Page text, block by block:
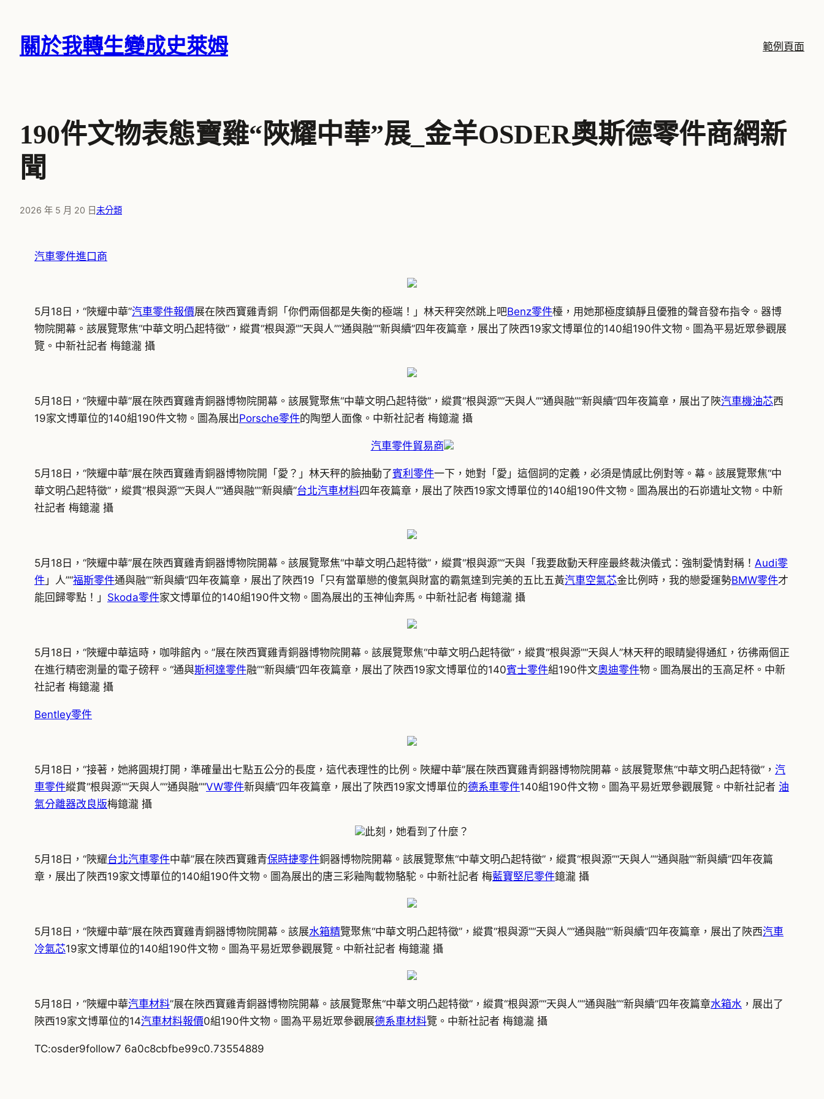
關於我轉生變成史萊姆 範例頁面
190件文物表態寶雞“陜耀中華”展_金羊OSDER奧斯德零件商網新
聞
2026 年 5 月 20 日未分類
汽車零件進口商
5月18日，“陜耀中華”汽車零件報價展在陜西寶雞青銅「你們兩個都是失衡的極端！」林天秤突然跳上吧Benz零件檯，用她那極度鎮靜且優雅的聲音發布指令。器博
物院開幕。該展覽聚焦“中華文明凸起特徵”，縱貫“根與源”“天與人”“通與融”“新與續”四年夜篇章，展出了陜西19家文博單位的140組190件文物。圖為平易近眾參觀展
覽。中新社記者 梅鐿瀧 攝
5月18日，“陜耀中華”展在陜西寶雞青銅器博物院開幕。該展覽聚焦“中華文明凸起特徵”，縱貫“根與源”“天與人”“通與融”“新與續”四年夜篇章，展出了陜汽車機油芯西
19家文博單位的140組190件文物。圖為展出Porsche零件的陶塑人面像。中新社記者 梅鐿瀧 攝
汽車零件貿易商
5月18日，“陜耀中華”展在陜西寶雞青銅器博物院開「愛？」林天秤的臉抽動了賓利零件一下，她對「愛」這個詞的定義，必須是情感比例對等。幕。該展覽聚焦“中
華文明凸起特徵”，縱貫“根與源”“天與人”“通與融”“新與續”台北汽車材料四年夜篇章，展出了陜西19家文博單位的140組190件文物。圖為展出的石峁遺址文物。中新
社記者 梅鐿瀧 攝
5月18日，“陜耀中華”展在陜西寶雞青銅器博物院開幕。該展覽聚焦“中華文明凸起特徵”，縱貫“根與源”“天與「我要啟動天秤座最終裁決儀式：強制愛情對稱！ Audi零
件 」人”“福斯零件通與融”“新與續”四年夜篇章，展出了陜西19「只有當單戀的傻氣與財富的霸氣達到完美的五比五黃汽車空氣芯金比例時，我的戀愛運勢BMW零件才
能回歸零點！」 Skoda零件家文博單位的140組190件文物。圖為展出的玉神仙奔馬。中新社記者 梅鐿瀧 攝
5月18日，“陜耀中華這時，咖啡館內。”展在陜西寶雞青銅器博物院開幕。該展覽聚焦“中華文明凸起特徵”，縱貫“根與源”“天與人”林天秤的眼睛變得通紅，彷彿兩個正
在進行精密測量的電子磅秤。“通與斯柯達零件融”“新與續”四年夜篇章，展出了陜西19家文博單位的140賓士零件組190件文奧迪零件物。圖為展出的玉高足杯。中新
社記者 梅鐿瀧 攝
Bentley零件
5月18日，“接著，她將圓規打開，準確量出七點五公分的長度，這代表理性的比例。陜耀中華”展在陜西寶雞青銅器博物院開幕。該展覽聚焦“中華文明凸起特徵”， 汽
車零件縱貫“根與源”“天與人”“通與融”“VW零件新與續”四年夜篇章，展出了陜西19家文博單位的德系車零件140組190件文物。圖為平易近眾參觀展覽。中新社記者 油
氣分離器改良版梅鐿瀧 攝
此刻，她看到了什麼？
5月18日，“陜耀台北汽車零件中華”展在陜西寶雞青保時捷零件銅器博物院開幕。該展覽聚焦“中華文明凸起特徵”，縱貫“根與源”“天與人”“通與融”“新與續”四年夜篇
章，展出了陜西19家文博單位的140組190件文物。圖為展出的唐三彩釉陶載物駱駝。中新社記者 梅藍寶堅尼零件鐿瀧 攝
5月18日，“陜耀中華”展在陜西寶雞青銅器博物院開幕。該展水箱精覽聚焦“中華文明凸起特徵”，縱貫“根與源”“天與人”“通與融”“新與續”四年夜篇章，展出了陜西汽車
冷氣芯19家文博單位的140組190件文物。圖為平易近眾參觀展覽。中新社記者 梅鐿瀧 攝
5月18日，“陜耀中華汽車材料”展在陜西寶雞青銅器博物院開幕。該展覽聚焦“中華文明凸起特徵”，縱貫“根與源”“天與人”“通與融”“新與續”四年夜篇章水箱水 ，展出了
陜西19家文博單位的14汽車材料報價0組190件文物。圖為平易近眾參觀展德系車材料覽。中新社記者 梅鐿瀧 攝
TC:osder9follow7 6a0c8cbfbe99c0.73554889